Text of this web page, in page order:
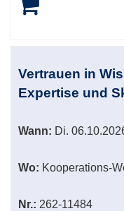
Vertrauen in
Expertise und
Wann: Di.
Wo: Kooperations-
Nr.: 262-11484